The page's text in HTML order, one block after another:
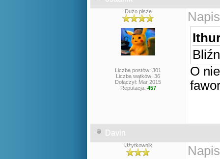
Dużo pisze
Liczba postów: 301
Liczba wątków: 36
Dołączył: Mar 2015
Reputacja: 457
O
Davin
Użytkownik